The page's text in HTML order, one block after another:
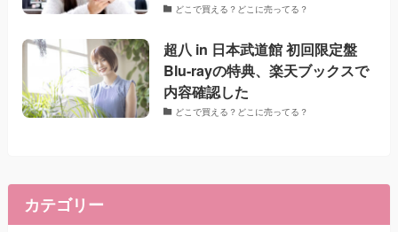
どこで買える？どこに売ってる？
超八 in 日本武道館 初回限定盤
Blu-rayの特典、楽天ブックスで
内容確認した
どこで買える？どこに売ってる？
カテゴリー